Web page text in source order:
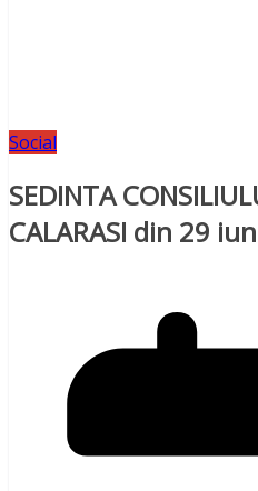
Social
SEDINTA
CALARASI din 29